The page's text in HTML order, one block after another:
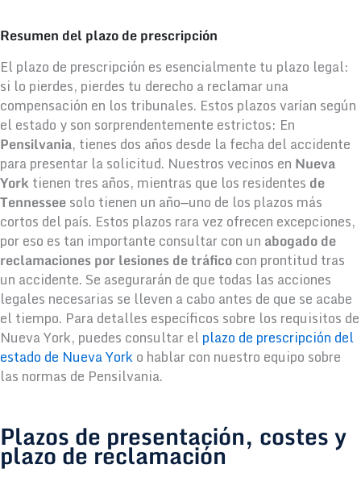
Resumen del plazo de prescripción
El plazo de prescripción es esencialmente tu plazo legal:
si lo pierdes, pierdes tu derecho a reclamar una
compensación en los tribunales. Estos plazos varían según
el estado y son sorprendentemente estrictos: En
Pensilvania, tienes dos años desde la fecha del accidente
para presentar la solicitud. Nuestros vecinos en Nueva
Yorktienen tres años, mientras que los residentes de
Tennesseesolo tienen un año—uno de los plazos más
cortos del país. Estos plazos rara vez ofrecen excepciones,
por eso es tan importante consultar con un abogado de
reclamaciones por lesiones de tráficocon prontitud tras
un accidente. Se asegurarán de que todas las acciones
legales necesarias se lleven a cabo antes de que se acabe
el tiempo. Para detalles específicos sobre los requisitos de
Nueva York, puedes consultar elplazo de prescripción del
estado de Nueva Yorko hablar con nuestro equipo sobre
las normas de Pensilvania.
Plazos de presentación, costes y
plazo de reclamación